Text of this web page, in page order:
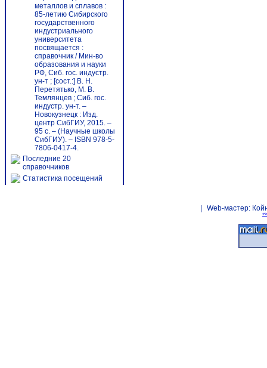
металлов и сплавов :
85-летию Сибирского
государственного
индустриального
университета
посвящается :
справочник / Мин-во
образования и науки
РФ, Сиб. гос. индустр.
ун-т ; [сост.:] В. Н.
Перетятько, М. В.
Темлянцев ; Сиб. гос.
индустр. ун-т. –
Новокузнецк : Изд.
центр СибГИУ, 2015. –
95 с. – (Научные школы
СибГИУ). – ISBN 978-5-
7806-0417-4.
Последние 20
справочников
Статистика посещений
Web-мастер: